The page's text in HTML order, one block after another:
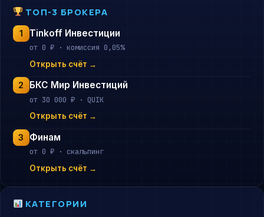
ТОП-3 БРОКЕРА
1 Tinkoff Инвестиции
от 0 ₽ · комиссия 0,05%
Открыть счёт →
2 БКС Мир Инвестиций
от 30 000 ₽ · QUIK
Открыть счёт →
3 Финам
от 0 ₽ · скальпинг
Открыть счёт →
КАТЕГОРИИ